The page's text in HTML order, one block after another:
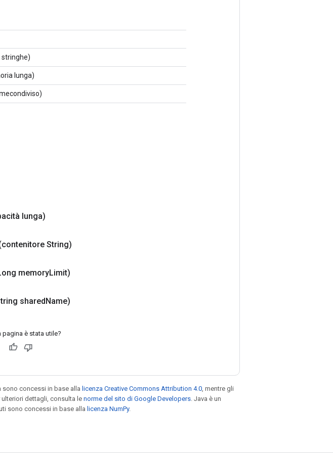
lunga)
lunga)
String)
memoryLimit)
sharedName)
pagina è stata utile?
concessi in base alla licenza Creative Commons Attribution 4.0 , mentre gli
ulteriori dettagli, consulta lenorme del sito di Google Developers . Java è un
sono concessi in base alla licenza NumPy.